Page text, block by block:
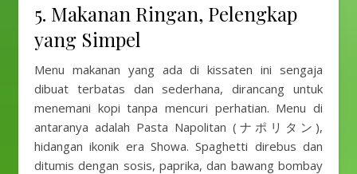
5. Makanan Ringan, Pelengkap
yang Simpel
Menu makanan yang ada di kissaten ini sengaja
dibuat terbatas dan sederhana, dirancang untuk
menemani kopi tanpa mencuri perhatian. Menu di
antaranya adalah Pasta Napolitan (ナポリタン),
hidangan ikonik era Showa. Spaghetti direbus dan
ditumis dengan sosis, paprika, dan bawang bombay